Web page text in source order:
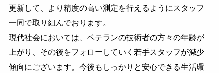
更新して、より精度の高い測定を行えるようにスタッフ
一同で取り組んでおります。
現代社会においては、ベテランの技術者の方々の年齢が
上がり、その後をフォローしていく若手スタッフが減少
傾向にございます。今後もしっかりと安心できる生活環